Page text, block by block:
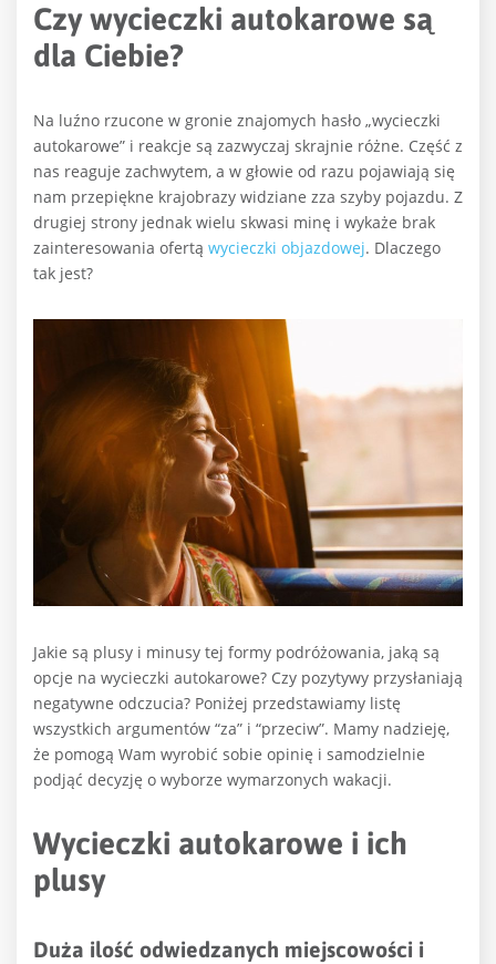
Czy wycieczki autokarowe są
dla Ciebie?
Na luźno rzucone w gronie znajomych hasło „wycieczki
autokarowe” i reakcje są zazwyczaj skrajnie różne. Część z
nas reaguje zachwytem, a w głowie od razu pojawiają się
nam przepiękne krajobrazy widziane zza szyby pojazdu. Z
drugiej strony jednak wielu skwasi minę i wykaże brak
zainteresowania ofertą wycieczki objazdowej. Dlaczego
tak jest?
Jakie są plusy i minusy tej formy podróżowania, jaką są
opcje na wycieczki autokarowe? Czy pozytywy przysłaniają
negatywne odczucia? Poniżej przedstawiamy listę
wszystkich argumentów “za” i “przeciw”. Mamy nadzieję,
że pomogą Wam wyrobić sobie opinię i samodzielnie
podjąć decyzję o wyborze wymarzonych wakacji.
Wycieczki autokarowe i ich
plusy
Duża ilość odwiedzanych miejscowości i